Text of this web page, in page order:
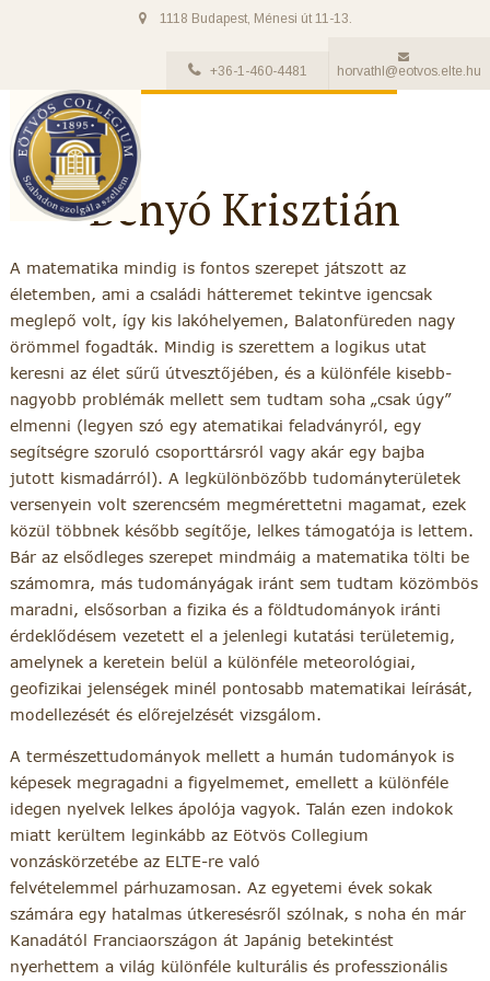
1118 Budapest, Ménesi út 11-13.
+36-1-460-4481 horvathl@eotvos.elte.hu
Benyó Krisztián
A matematika mindig is fontos szerepet játszott az
életemben, ami a családi hátteremet tekintve igencsak
meglepő volt, így kis lakóhelyemen, Balatonfüreden nagy
örömmel fogadták. Mindig is szerettem a logikus utat
keresni az élet sűrű útvesztőjében, és a különféle kisebb-
nagyobb problémák mellett sem tudtam soha „csak úgy”
elmenni (legyen szó egy atematikai feladványról, egy
segítségre szoruló csoporttársról vagy akár egy bajba
jutott kismadárról). A legkülönbözőbb tudományterületek
versenyein volt szerencsém megmérettetni magamat, ezek
közül többnek később segítője, lelkes támogatója is lettem.
Bár az elsődleges szerepet mindmáig a matematika tölti be
számomra, más tudományágak iránt sem tudtam közömbös
maradni, elsősorban a fizika és a földtudományok iránti
érdeklődésem vezetett el a jelenlegi kutatási területemig,
amelynek a keretein belül a különféle meteorológiai,
geofizikai jelenségek minél pontosabb matematikai leírását,
modellezését és előrejelzését vizsgálom.
A természettudományok mellett a humán tudományok is
képesek megragadni a figyelmemet, emellett a különféle
idegen nyelvek lelkes ápolója vagyok. Talán ezen indokok
miatt kerültem leginkább az Eötvös Collegium
vonzáskörzetébe az ELTE-re való
felvételemmel párhuzamosan. Az egyetemi évek sokak
számára egy hatalmas útkeresésről szólnak, s noha én már
Kanadától Franciaországon át Japánig betekintést
nyerhettem a világ különféle kulturális és professzionális